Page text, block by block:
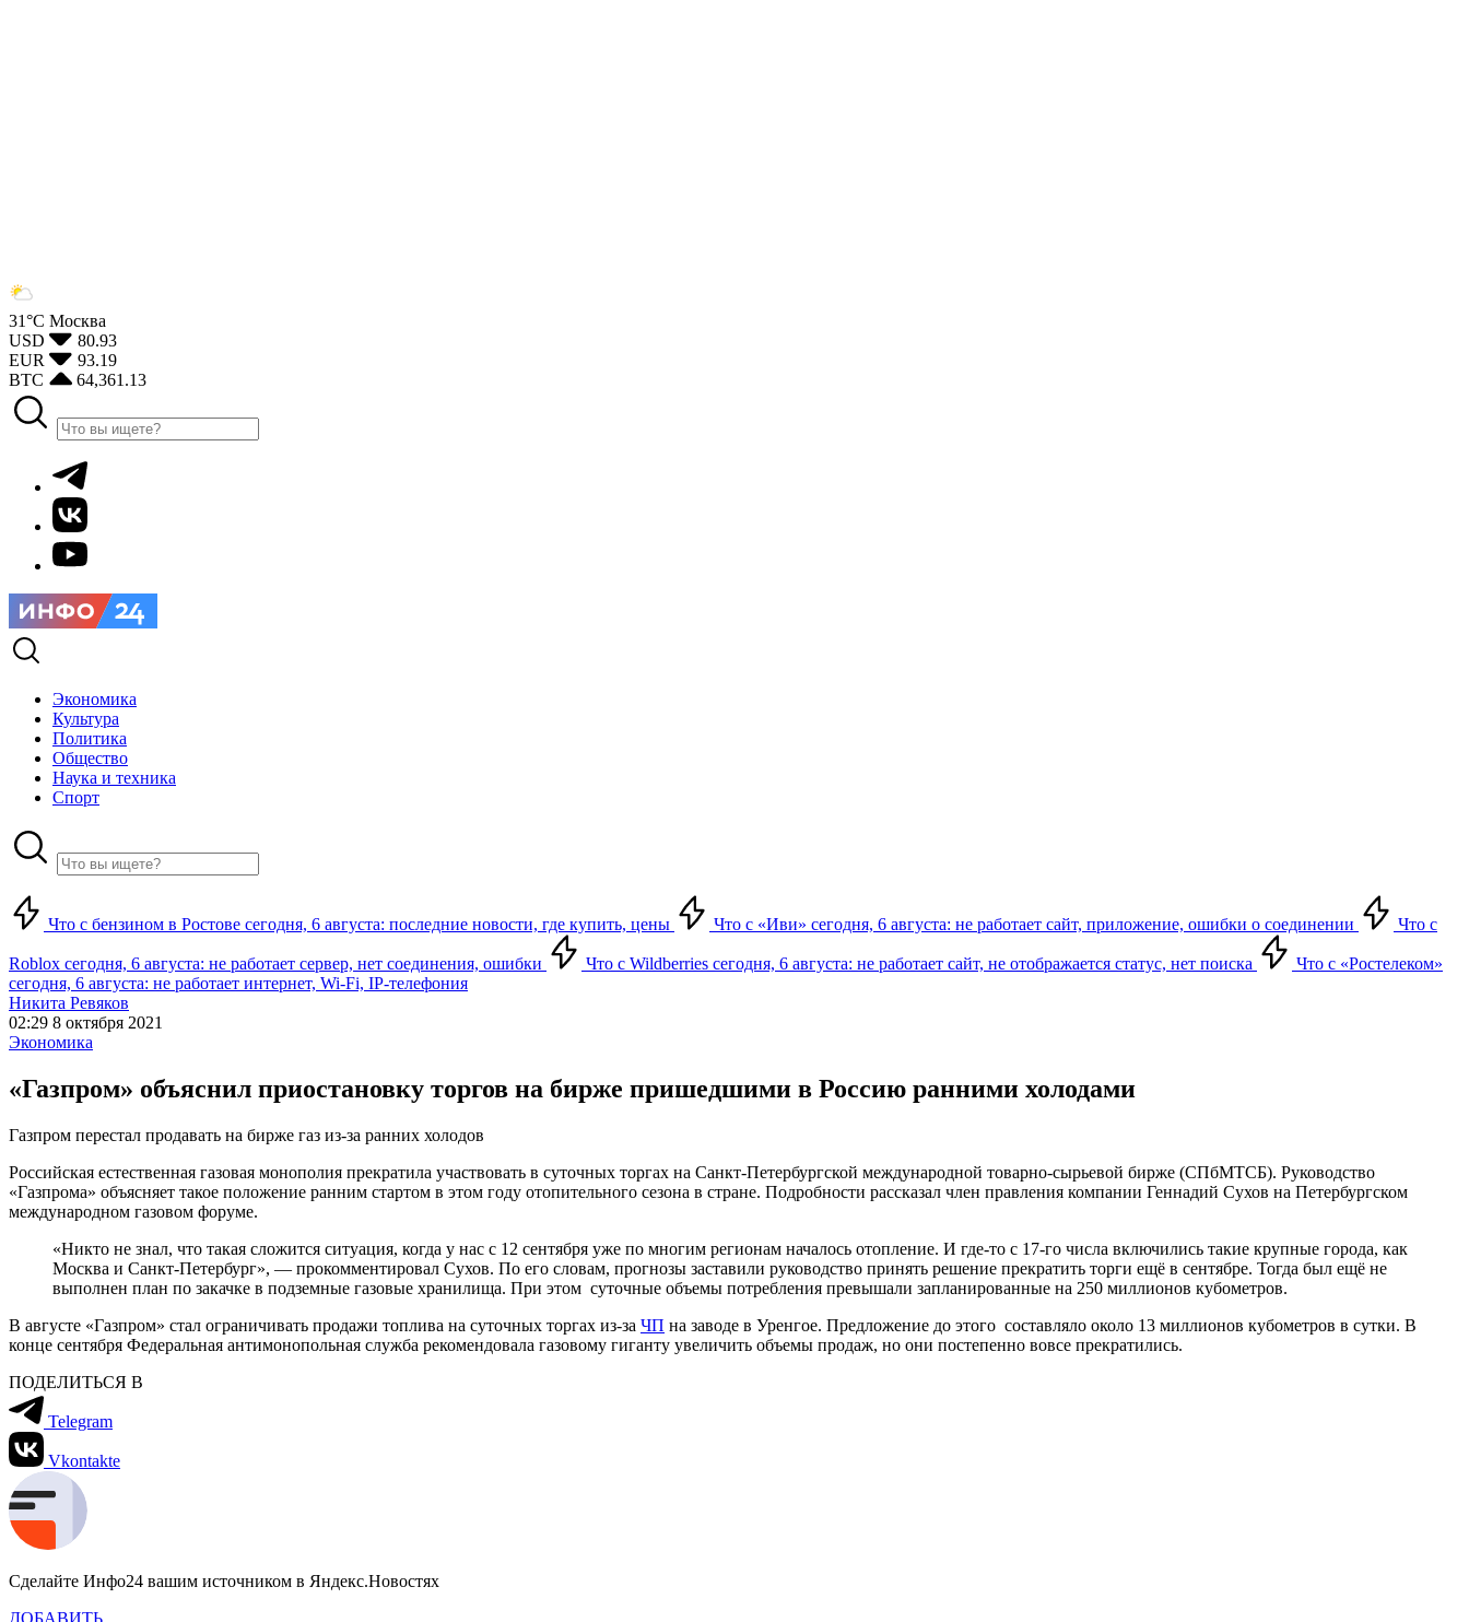
31°С Москва
USD
80.93
EUR
93.19
BTC
64,361.13
Экономика
Культура
Политика
Общество
Наука и техника
Спорт
Что с бензином в Ростове сегодня, 6 августа: последние новости, где купить, цены Что с «Иви» сегодня, 6 августа: не работает сайт, приложение, ошибки о соединении Что с
Roblox сегодня, 6 августа: не работает сервер, нет соединения, ошибки Что с Wildberries сегодня, 6 августа: не работает сайт, не отображается статус, нет поиска
Что с «Ростелеком»
сегодня, 6 августа: не работает интернет, Wi-Fi, IP-телефония
Никита Ревяков
02:29 8 октября 2021
Экономика
«Газпром» объяснил приостановку торгов на бирже пришедшими в Россию ранними холодами
Газпром перестал продавать на бирже газ из-за ранних холодов
Российская естественная газовая монополия прекратила участвовать в суточных торгах на Санкт-Петербургской международной товарно-сырьевой бирже (СПбМТСБ). Руководство
«Газпрома» объясняет такое положение ранним стартом в этом году отопительного сезона в стране. Подробности рассказал член правления компании Геннадий Сухов на Петербургском
международном газовом форуме.
«Никто не знал, что такая сложится ситуация, когда у нас с 12 сентября уже по многим регионам началось отопление. И где-то с 17-го числа включились такие крупные города, как
Москва и Санкт-Петербург», — прокомментировал Сухов. По его словам, прогнозы заставили руководство принять решение прекратить торги ещё в сентябре. Тогда был ещё не
выполнен план по закачке в подземные газовые хранилища. При этом суточные объемы потребления превышали запланированные на 250 миллионов кубометров.
В августе «Газпром» стал ограничивать продажи топлива на суточных торгах из-за ЧП на заводе в Уренгое. Предложение до этого составляло около 13 миллионов кубометров в сутки. В
конце сентября Федеральная антимонопольная служба рекомендовала газовому гиганту увеличить объемы продаж, но они постепенно вовсе прекратились.
ПОДЕЛИТЬСЯ В
Telegram
Vkontakte
Сделайте Инфо24 вашим источником в Яндекс.Новостях
ДОБАВИТЬ